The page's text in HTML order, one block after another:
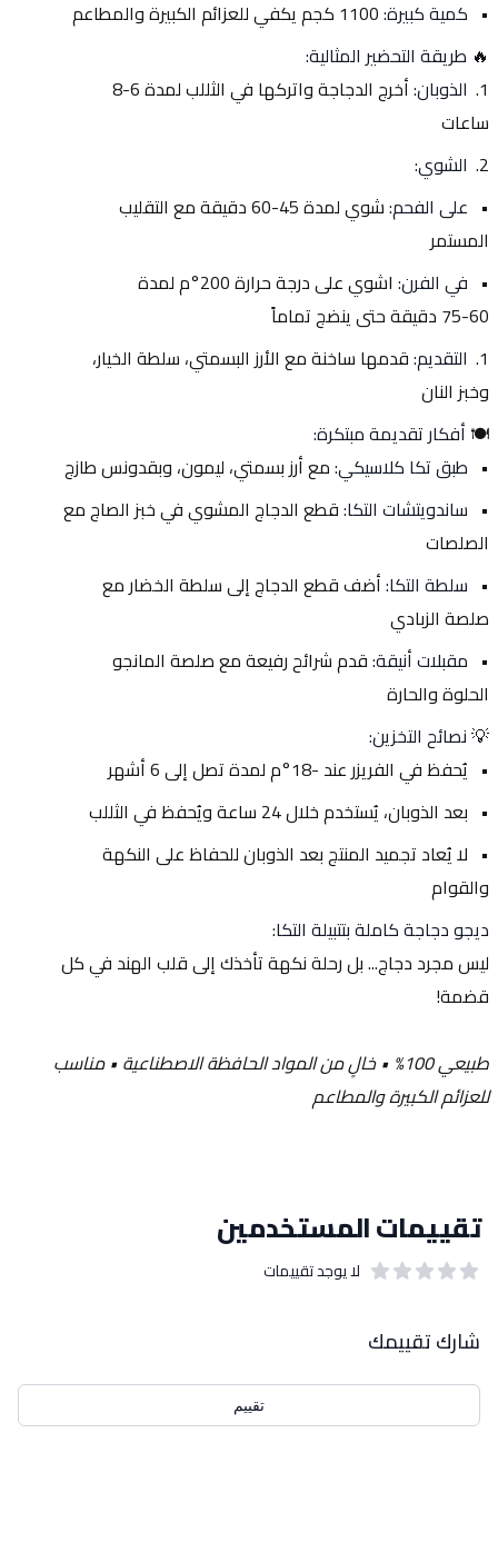
كمية كبيرة: 1100 كجم يكفي للعزائم الكبيرة والمطاعم
🔥 طريقة التحضير المثالية:
الذوبان
ساعات
الشوي:
على الفحم
المستمر
في الفرن
60-75 دقيقة حتى ينضج تماماً
التقديم
وخبز النان
🍽️ أفكار تقديمة مبتكرة:
طبق تكا كلاسيكي: مع أرز بسمتي، ليمون، وبقدونس طازج
ساندويتشات التكا
الصلصات
سلطة التكا
صلصة الزبادي
مقبلات أنيقة
الحلوة والحارة
💡 نصائح التخزين:
يُحفظ في الفريزر عند -18°م لمدة تصل إلى 6 أشهر
بعد الذوبان، يُستخدم خلال 24 ساعة ويُحفظ في الثللب
والقوام
ديجو دجاجة كاملة بتتبيلة التكا:
قضمة!
للعزائم الكبيرة والمطاعم
تقييمات المستخدمين
لا يوجد تقييمات
شارك تقييمك
تقييم